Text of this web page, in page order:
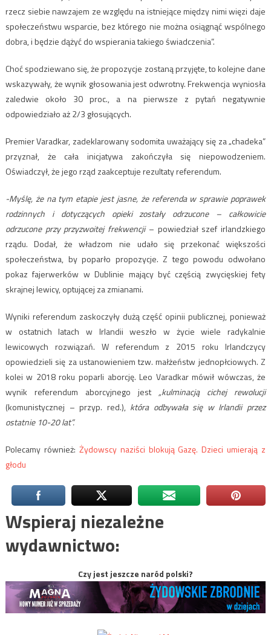
rzecz siebie nawzajem ze względu na istniejące między nimi więzi daje
społeczeństwu wsparcie, bez którego nie można osiągnąć wspólnego
dobra, i będzie dążyć do wspierania takiego świadczenia”.
Choć spodziewano się, że propozycje zostaną przyjęte, to kolejne dane
wskazywały, że wynik głosowania jest odwrotny. Frekwencja wyniosła
zaledwie około 30 proc., a na pierwsze z pytań negatywnie
odpowiedziało aż 2/3 głosujących.
Premier Varadkar, zadeklarowany sodomita uważający się za „chadeka”
przyznał, że cała inicjatywa zakończyła się niepowodzeniem.
Oświadczył, że jego rząd zaakceptuje rezultaty referendum.
-Myślę, że na tym etapie jest jasne, że referenda w sprawie poprawek
rodzinnych i dotyczących opieki zostały odrzucone – całkowicie
odrzucone przy przyzwoitej frekwencji– powiedział szef irlandzkiego
rządu. Dodał, że władzom nie udało się przekonać większości
społeczeństwa, by poparło propozycje. Z tego powodu odwołano
pokaz fajerwerków w Dublinie mający być częścią zwycięskiej fety
skrajnej lewicy, optującej za zmianami.
Wyniki referendum zaskoczyły dużą część opinii publicznej, ponieważ
w ostatnich latach w Irlandii weszło w życie wiele radykalnie
lewicowych rozwiązań. W referendum z 2015 roku Irlandczycy
opowiedzieli się za ustanowieniem tzw. małżeństw jednopłciowych. Z
kolei w 2018 roku poparli aborcję. Leo Varadkar mówił wówczas, że
wynik referendum aborcyjnego jest „kulminacją cichej
rewolucji
(komunistycznej – przyp. red.),która odbywała się w Irlandii przez
ostatnie 10-20 lat”.
Polecamy również: Żydowscy naziści blokują Gazę. Dzieci umierają z
głodu
Wspieraj niezależne
wydawnictwo:
Czy jest jeszcze naród polski?